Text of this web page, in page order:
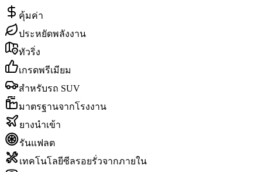
คุ้มค่า
ประหยัดพลังงาน
ทัวริ่ง
เกรดพรีเมียม
สำหรับรถ SUV
มาตรฐานจากโรงงาน
ยางนำเข้า
รันแฟลต
เทคโนโลยีซีลรอยรั่วจากภายใน